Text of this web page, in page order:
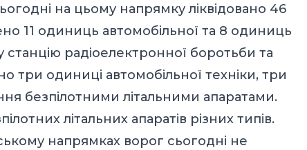
на цьому напрямку ліквідовано 46
11 одиниць автомобільної та 8 одиниць
станцію радіоелектронної боротьби та
три одиниці автомобільної техніки, три
безпілотними літальними апаратами.
літальних апаратів різних типів.
напрямках ворог сьогодні не